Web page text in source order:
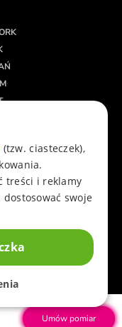
Umów pomiar
zastrzeżone.
(tzw. ciasteczek),
treści i reklamy
swoje